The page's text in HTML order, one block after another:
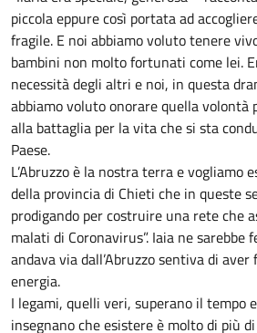
piccola eppure così portata ad
fragile. E noi abbiamo voluto tenere
bambini non molto fortunati come lei.
necessità degli altri e noi, in questa
abbiamo voluto onorare quella volontà
alla battaglia per la vita che si sta
Paese.
L’Abruzzo è la nostra terra e vogliamo
della provincia di Chieti che in queste
prodigando per costruire una rete che
malati di Coronavirus”. Iaia ne sarebbe
andava via dall’Abruzzo sentiva di
energia.
I legami, quelli veri, superano il tempo
insegnano che esistere è molto di più